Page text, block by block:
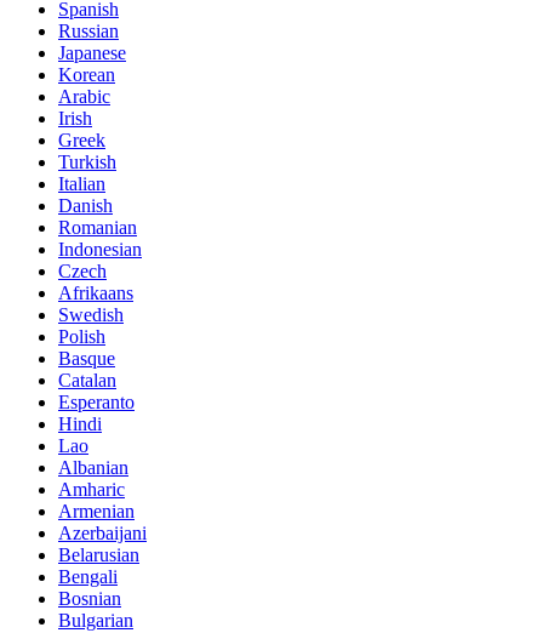
Spanish
Russian
Japanese
Korean
Arabic
Irish
Greek
Turkish
Italian
Danish
Romanian
Indonesian
Czech
Afrikaans
Swedish
Polish
Basque
Catalan
Esperanto
Hindi
Lao
Albanian
Amharic
Armenian
Azerbaijani
Belarusian
Bengali
Bosnian
Bulgarian